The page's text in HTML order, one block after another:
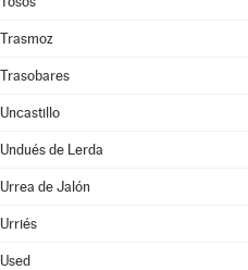
Trasmoz
Trasobares
Uncastillo
Undués de Lerda
Urrea de Jalón
Urriés
Used